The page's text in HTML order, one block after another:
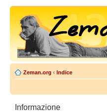
Zeman.org ‹ Indice
Informazione